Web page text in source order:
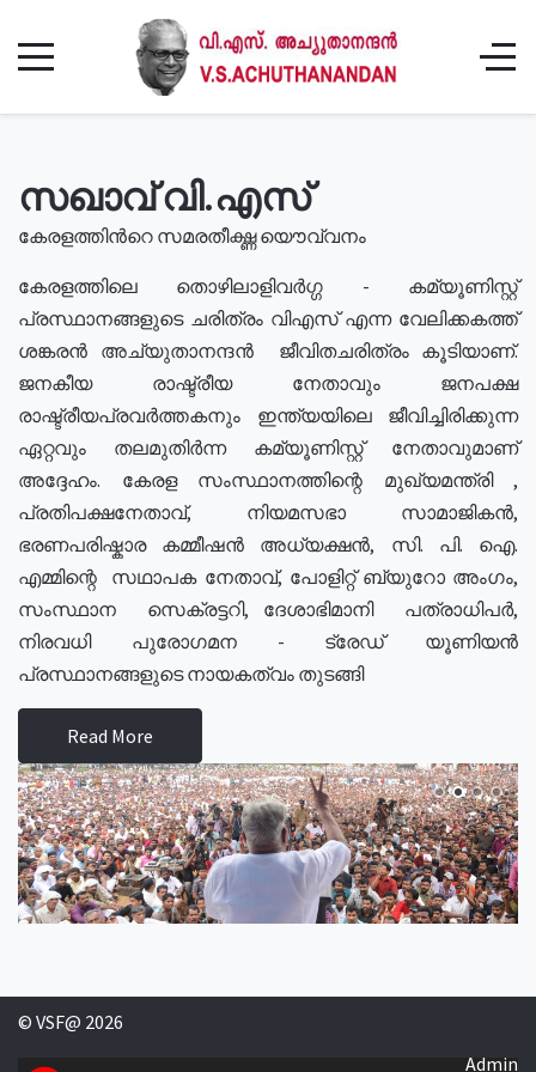
സഖാവ് വി.എസ്
കേരളത്തിൻറെ സമരതീക്ഷ്ണ യൌവ്വനം
കേരളത്തിലെ തൊഴിലാളിവർഗ്ഗ - കമ്യൂണിസ്റ്റ്
പ്രസ്ഥാനങ്ങളുടെ ചരിത്രം വിഎസ് എന്ന വേലിക്കകത്ത്
ശങ്കരൻ അച്യുതാനന്ദൻ ജീവിതചരിത്രം കൂടിയാണ്.
ജനകീയ രാഷ്ട്രീയ നേതാവും ജനപക്ഷ
രാഷ്ട്രീയപ്രവർത്തകനും ഇന്ത്യയിലെ ജീവിച്ചിരിക്കുന്ന
ഏറ്റവും തലമുതിർന്ന കമ്യൂണിസ്റ്റ് നേതാവുമാണ്
അദ്ദേഹം. കേരള സംസ്ഥാനത്തിന്റെ മുഖ്യമന്ത്രി ,
പ്രതിപക്ഷനേതാവ്, നിയമസഭാ സാമാജികൻ,
ഭരണപരിഷ്കാര കമ്മീഷൻ അധ്യക്ഷൻ, സി. പി. ഐ.
എമ്മിന്റെ സഥാപക നേതാവ്, പോളിറ്റ് ബ്യുറോ അംഗം,
സംസ്ഥാന സെക്രട്ടറി, ദേശാഭിമാനി പത്രാധിപർ,
നിരവധി പുരോഗമന - ട്രേഡ് യൂണിയൻ
പ്രസ്ഥാനങ്ങളുടെ നായകത്വം തുടങ്ങി
Read More
© VSF@ 2026
Admin